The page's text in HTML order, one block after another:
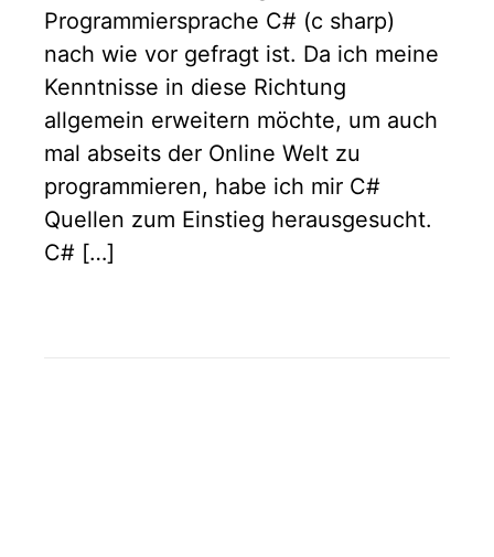
Programmiersprache C# (c sharp)
nach wie vor gefragt ist. Da ich meine
Kenntnisse in diese Richtung
allgemein erweitern möchte, um auch
mal abseits der Online Welt zu
programmieren, habe ich mir C#
Quellen zum Einstieg herausgesucht.
C# […]